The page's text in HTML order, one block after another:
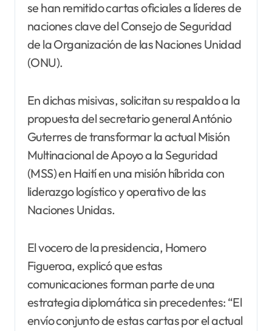
se han remitido cartas oficiales a líderes de
naciones clave del Consejo de Seguridad
de la Organización de las Naciones Unidad
(ONU).
En dichas misivas, solicitan su respaldo a la
propuesta del secretario general António
Guterres de transformar la actual Misión
Multinacional de Apoyo a la Seguridad
(MSS) en Haití en una misión híbrida con
liderazgo logístico y operativo de las
Naciones Unidas.
El vocero de la presidencia, Homero
Figueroa, explicó que estas
comunicaciones forman parte de una
estrategia diplomática sin precedentes: “El
envío conjunto de estas cartas por el actual